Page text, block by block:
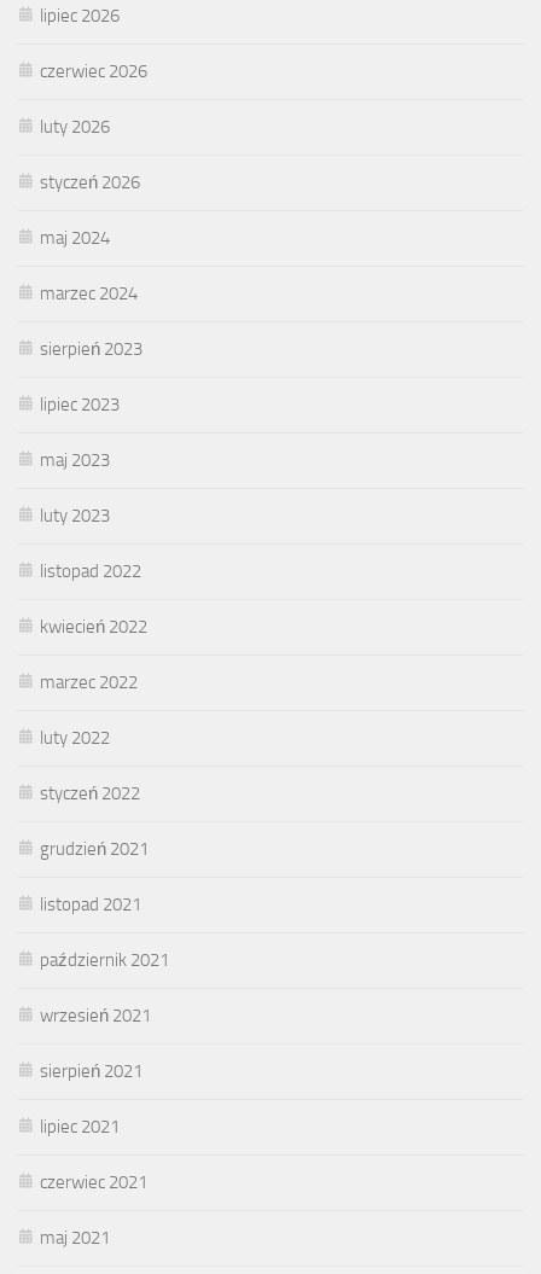
lipiec 2026
czerwiec 2026
luty 2026
styczeń 2026
maj 2024
marzec 2024
sierpień 2023
lipiec 2023
maj 2023
luty 2023
listopad 2022
kwiecień 2022
marzec 2022
luty 2022
styczeń 2022
grudzień 2021
listopad 2021
październik 2021
wrzesień 2021
sierpień 2021
lipiec 2021
czerwiec 2021
maj 2021